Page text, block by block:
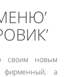
своим новым
а